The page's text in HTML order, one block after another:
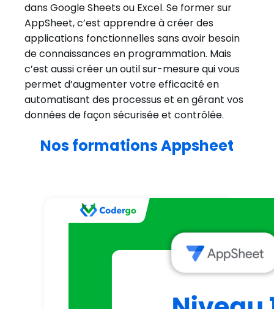
dans Google Sheets ou Excel. Se former sur
AppSheet, c’est apprendre à créer des
applications fonctionnelles sans avoir besoin
de connaissances en programmation. Mais
c’est aussi créer un outil sur-mesure qui vous
permet d’augmenter votre efficacité en
automatisant des processus et en gérant vos
données de façon sécurisée et contrôlée.
Nos formations Appsheet